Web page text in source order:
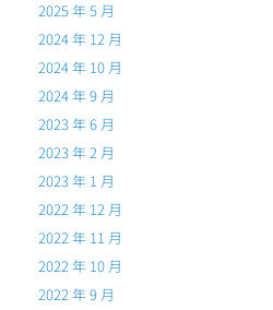
2025 年 5 月
2024 年 12 月
2024 年 10 月
2024 年 9 月
2023 年 6 月
2023 年 2 月
2023 年 1 月
2022 年 12 月
2022 年 11 月
2022 年 10 月
2022 年 9 月